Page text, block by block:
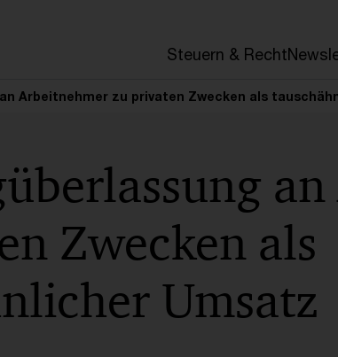
Steuern & Recht
Arbeitnehmer zu privaten Zwecken als
Zwecken als
Umsatz